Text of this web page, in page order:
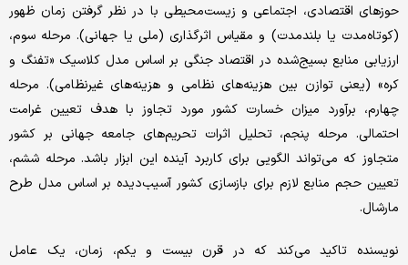
حوزهای اقتصادی، اجتماعی و زیست‌محیطی با در نظر گرفتن زمان ظهور
(کوتاه‌مدت یا بلندمدت) و مقیاس اثرگذاری (ملی یا جهانی). مرحله سوم،
ارزیابی منابع بسیج‌شده در اقتصاد جنگی بر اساس مدل کلاسیک «تفنگ و
کره» (یعنی توازن بین هزینه‌های نظامی و هزینه‌های غیرنظامی). مرحله
چهارم، برآورد میزان خسارت کشور مورد تجاوز با هدف تعیین غرامت
احتمالی. مرحله پنجم، تحلیل اثرات تحریم‌های جامعه جهانی بر کشور
متجاوز که می‌تواند الگویی برای کاربرد آینده این ابزار باشد. مرحله ششم،
تعیین حجم منابع لازم برای بازسازی کشور آسیب‌دیده بر اساس مدل طرح
مارشال.
نویسنده تاکید می‌کند که در قرن بیست و یکم، زمان، یک عامل